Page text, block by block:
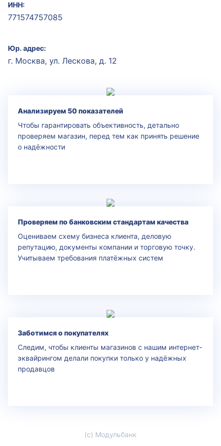
ИНН:
771574757085
Юр. адрес:
г. Москва, ул. Лескова, д. 12
Анализируем 50 показателей
Чтобы гарантировать объективность, детально
проверяем магазин, перед тем как принять решение
о надёжности
Проверяем по банковским стандартам качества
Оцениваем схему бизнеса клиента, деловую
репутацию, документы компании и торговую точку.
Учитываем требования платёжных систем
Заботимся о покупателях
Следим, чтобы клиенты магазинов c нашим интернет-
эквайрингом делали покупки только у надёжных
продавцов
(с) Модульбанк